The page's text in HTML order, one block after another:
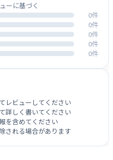
ーに基づく
0件
0件
0件
0件
0件
レビューしてください
詳しく書いてください
を含めてください
される場合があります